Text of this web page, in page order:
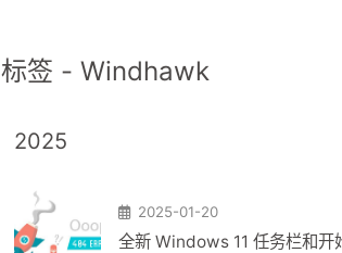
标签 - Windhawk
2025
2025-01-20
全新 Windows 11 任务栏和开